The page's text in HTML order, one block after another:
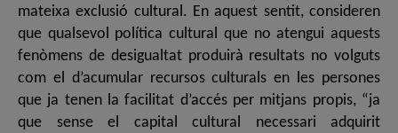
mateixa exclusió cultural. En aquest sentit, consideren
que qualsevol política cultural que no atengui aquests
fenòmens de desigualtat produirà resultats no volguts
com el d’acumular recursos culturals en les persones
que ja tenen la facilitat d’accés per mitjans propis, “ja
que sense el capital cultural necessari adquirit